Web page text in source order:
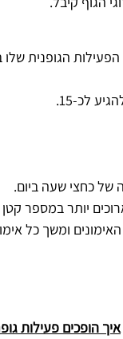
הגופנית שלו
יותר במספר קטן
ומשך כל
איך הופכים פעילות